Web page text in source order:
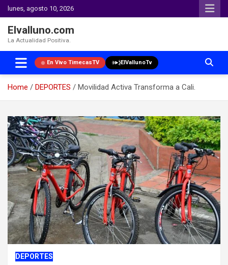
lunes, agosto 10, 2026
Elvalluno.com
La Actualidad Positiva.
En Vivo TimecasTV ElVallunoTv
Home DEPORTES
Movilidad Activa Transforma a Cali.
content
DEPORTES